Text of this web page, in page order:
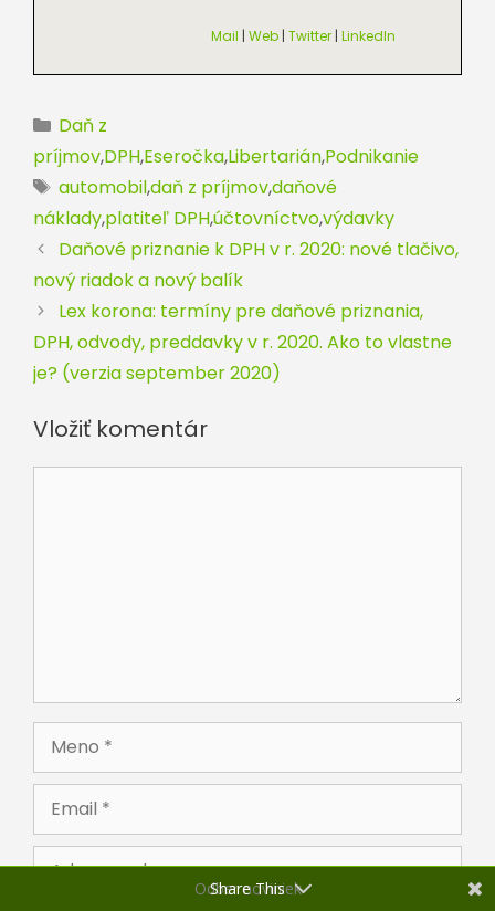
Mail | Web | Twitter | LinkedIn
Kategórie
Daň z
príjmov,DPH,Eseročka,Libertarián,Podnikanie
Značky
automobil,daň z príjmov,daňové
náklady,platiteľ DPH,účtovníctvo,výdavky
Daňové priznanie k DPH v r. 2020: nové tlačivo,
nový riadok a nový balík
Lex korona: termíny pre daňové priznania,
DPH, odvody, preddavky v r. 2020. Ako to vlastne
je? (verzia september 2020)
Vložiť komentár
Adresa
Share This
Odber noviniek